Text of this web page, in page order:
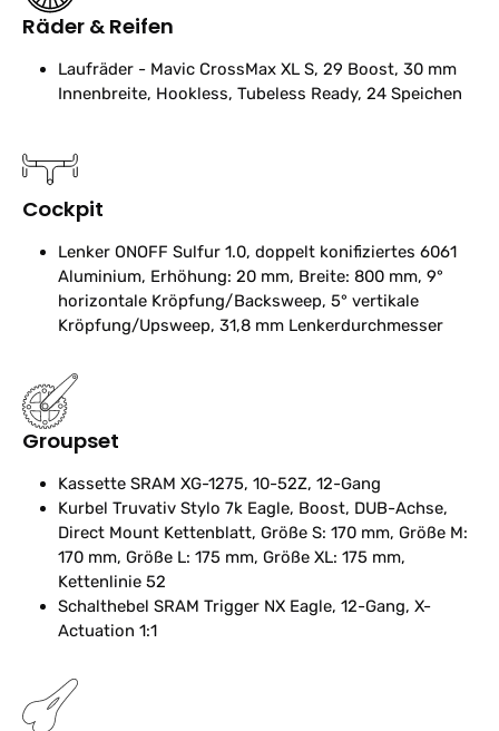
Räder & Reifen
Laufräder - Mavic CrossMax XL S, 29 Boost, 30 mm
Innenbreite, Hookless, Tubeless Ready, 24 Speichen
Cockpit
Lenker ONOFF Sulfur 1.0, doppelt konifiziertes 6061
Aluminium, Erhöhung: 20 mm, Breite: 800 mm, 9°
horizontale Kröpfung/Backsweep, 5° vertikale
Kröpfung/Upsweep, 31,8 mm Lenkerdurchmesser
Groupset
Kassette SRAM XG-1275, 10-52Z, 12-Gang
Kurbel Truvativ Stylo 7k Eagle, Boost, DUB-Achse,
Direct Mount Kettenblatt, Größe S: 170 mm, Größe M:
170 mm, Größe L: 175 mm, Größe XL: 175 mm,
Kettenlinie 52
Schalthebel SRAM Trigger NX Eagle, 12-Gang, X-
Actuation 1:1